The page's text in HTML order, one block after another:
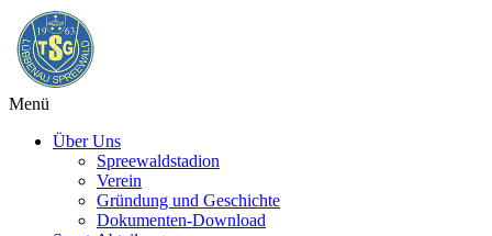
Menü
Über Uns
Spreewaldstadion
Verein
Gründung und Geschichte
Dokumenten-Download